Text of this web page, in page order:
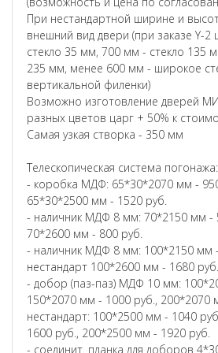
При нестандартной ширине и
внешний вид двери (при заказе Y-
стекло 35 мм, 700 мм - стекло 135
235 мм, менее 600 мм - широкое
вертикальной филенки)
Возможно изготовление дверей
разных цветов царг + 50% к
Самая узкая створка - 350 мм
Телескопическая система погонажа:
- коробка МДФ: 65*30*2070 мм -
65*30*2500 мм - 1520 руб.
- наличник МДФ 8 мм: 70*2150 мм -
70*2600 мм - 800 руб.
- наличник МДФ 8 мм: 100*2150 мм
нестандарт 100*2600 мм - 1680 руб.
- добор (паз-паз) МДФ 10 мм:
150*2070 мм - 1000 руб., 200*2070
нестандарт: 100*2500 мм - 1040
1600 руб., 200*2500 мм - 1920 руб.
- соединит. планка для доборов